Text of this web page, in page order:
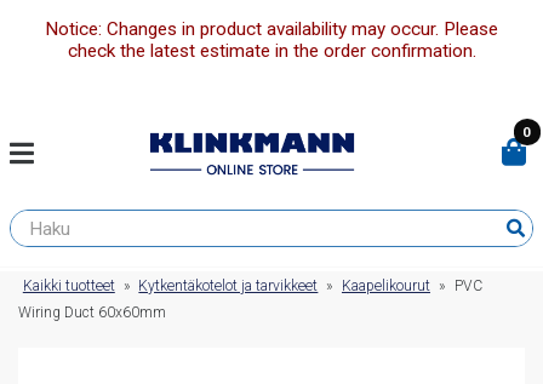
Notice: Changes in product availability may occur. Please
check the latest estimate in the order confirmation.
0
Kaikki tuotteet » Kytkentäkotelot ja tarvikkeet » Kaapelikourut »
PVC
Wiring Duct 60x60mm